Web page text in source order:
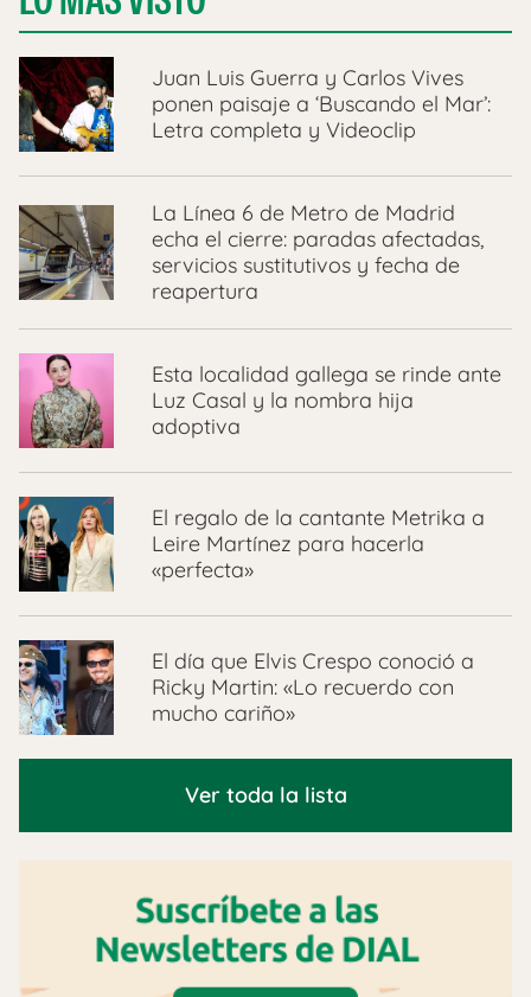
Juan Luis Guerra y Carlos Vives
ponen paisaje a ‘Buscando el Mar’:
Letra completa y Videoclip
La Línea 6 de Metro de Madrid
echa el cierre: paradas afectadas,
servicios sustitutivos y fecha de
reapertura
Esta localidad gallega se rinde ante
Luz Casal y la nombra hija
adoptiva
El regalo de la cantante Metrika a
Leire Martínez para hacerla
«perfecta»
El día que Elvis Crespo conoció a
Ricky Martin: «Lo recuerdo con
mucho cariño»
Ver toda la lista